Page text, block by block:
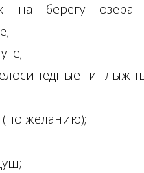
на берегу
и
(по желанию);